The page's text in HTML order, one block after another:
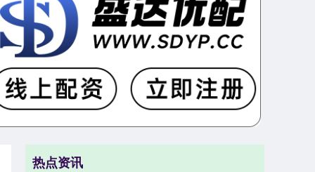
热点资讯